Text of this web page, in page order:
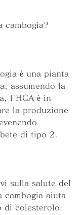
cambogia?
è una pianta
assumendo la
l'HCA è in
la produzione
di tipo 2.
sulla salute del
cambogia aiuta
di colesterolo